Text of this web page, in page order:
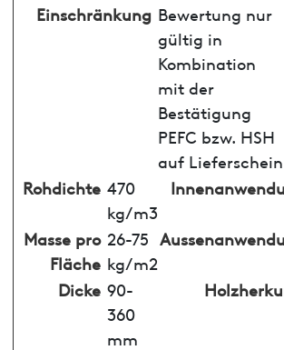
Einschränkung Bewertung nur
gültig in
Kombination
mit der
Bestätigung
PEFC bzw. HSH
auf Lieferschein
Rohdichte 470
kg/m3
Masse pro
Fläche
26-75
kg/m2
Dicke 90-
360
mm